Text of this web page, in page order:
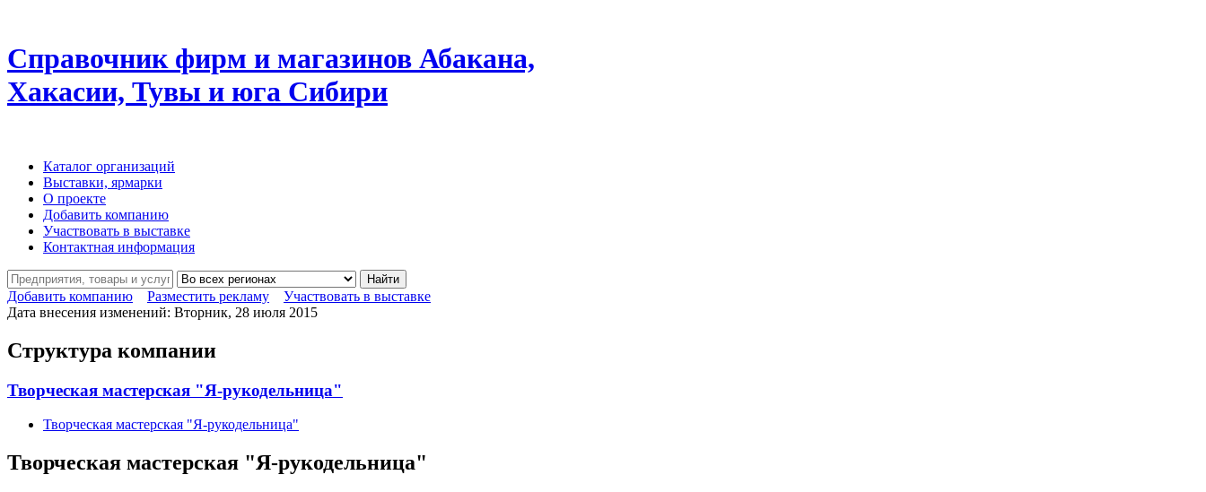
Справочник фирм и магазинов Абакана,
Хакасии, Тувы и юга Сибири
Каталог организаций
Выставки, ярмарки
О проекте
Добавить компанию
Участвовать в выставке
Контактная информация
Найти
Добавить компанию Разместить рекламу
Участвовать в выставке
Дата внесения изменений: Вторник, 28 июля 2015
Структура компании
Творческая мастерская "Я-рукодельница"
Творческая мастерская "Я-рукодельница"
Творческая мастерская "Я-рукодельница"